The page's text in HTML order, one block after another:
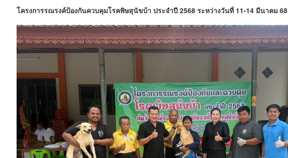
โครงการรณรงค์ป้องกันควบคุมโรคพิษสุนัขบ้า ประจำปี 2568 ระหว่างวันที่ 11-14 มีนาคม 68